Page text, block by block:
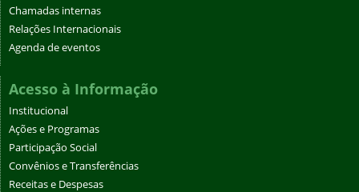
Chamadas internas
Relações Internacionais
Agenda de eventos
Acesso à Informação
Institucional
Ações e Programas
Participação Social
Convênios e Transferências
Receitas e Despesas